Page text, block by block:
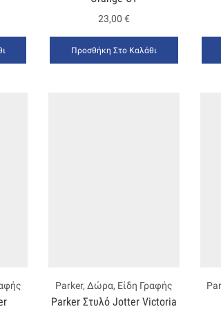
23,00 €
Προσθήκη Στο Καλάθι
Parker, Δώρα, Είδη Γραφής
Parker Στυλό Jotter Victoria